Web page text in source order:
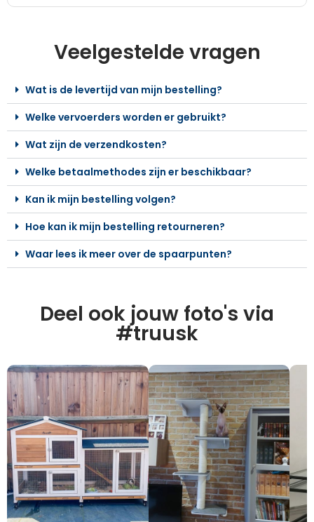
Veelgestelde vragen
Wat is de levertijd van mijn bestelling?
Welke vervoerders worden er gebruikt?
Wat zijn de verzendkosten?
Welke betaalmethodes zijn er beschikbaar?
Kan ik mijn bestelling volgen?
Hoe kan ik mijn bestelling retourneren?
Waar lees ik meer over de spaarpunten?
Deel ook jouw foto's via
#truusk